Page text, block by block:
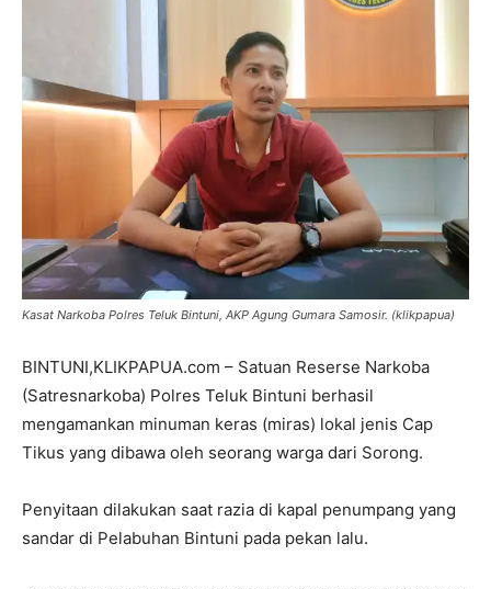
Kasat Narkoba Polres Teluk Bintuni, AKP Agung Gumara Samosir. (klikpapua)
BINTUNI,KLIKPAPUA.com – Satuan Reserse Narkoba
(Satresnarkoba) Polres Teluk Bintuni berhasil
mengamankan minuman keras (miras) lokal jenis Cap
Tikus yang dibawa oleh seorang warga dari Sorong.
Penyitaan dilakukan saat razia di kapal penumpang yang
sandar di Pelabuhan Bintuni pada pekan lalu.